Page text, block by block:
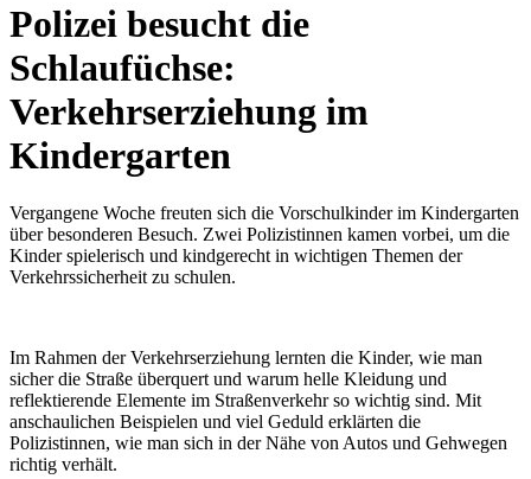
Polizei besucht die
Schlaufüchse:
Verkehrserziehung im
Kindergarten
Vergangene Woche freuten sich die Vorschulkinder im Kindergarten
über besonderen Besuch. Zwei Polizistinnen kamen vorbei, um die
Kinder spielerisch und kindgerecht in wichtigen Themen der
Verkehrssicherheit zu schulen.
Im Rahmen der Verkehrserziehung lernten die Kinder, wie man
sicher die Straße überquert und warum helle Kleidung und
reflektierende Elemente im Straßenverkehr so wichtig sind. Mit
anschaulichen Beispielen und viel Geduld erklärten die
Polizistinnen, wie man sich in der Nähe von Autos und Gehwegen
richtig verhält.